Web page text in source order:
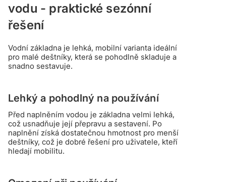
vodu - praktické sezónní
řešení
Vodní základna je lehká, mobilní varianta ideální
pro malé deštníky, která se pohodlně skladuje a
snadno sestavuje.
Lehký a pohodlný na používání
Před naplněním vodou je základna velmi lehká,
což usnadňuje její přepravu a sestavení. Po
naplnění získá dostatečnou hmotnost pro menší
deštníky, což je dobré řešení pro uživatele, kteří
hledají mobilitu.